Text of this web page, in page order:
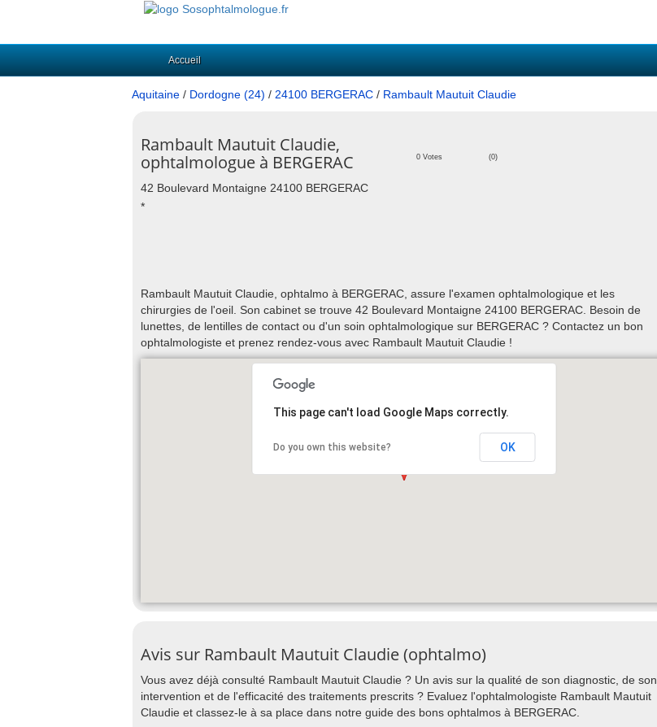
Accueil
Aquitaine / Dordogne (24) / 24100 BERGERAC / Rambault Mautuit Claudie
Rambault Mautuit Claudie,
ophtalmologue à BERGERAC
0 Votes (0)
42 Boulevard Montaigne 24100 BERGERAC
*
Rambault Mautuit Claudie, ophtalmo à BERGERAC, assure l'examen ophtalmologique et les
chirurgies de l'oeil. Son cabinet se trouve 42 Boulevard Montaigne 24100 BERGERAC. Besoin de
lunettes, de lentilles de contact ou d'un soin ophtalmologique sur BERGERAC ? Contactez un bon
ophtalmologiste et prenez rendez-vous avec Rambault Mautuit Claudie !
This page can't load Google Maps correctly.
Do you own this website? OK
Avis sur Rambault Mautuit Claudie (ophtalmo)
Vous avez déjà consulté Rambault Mautuit Claudie ? Un avis sur la qualité de son diagnostic, de son
intervention et de l'efficacité des traitements prescrits ? Evaluez l'ophtalmologiste Rambault Mautuit
Claudie et classez-le à sa place dans notre guide des bons ophtalmos à BERGERAC.